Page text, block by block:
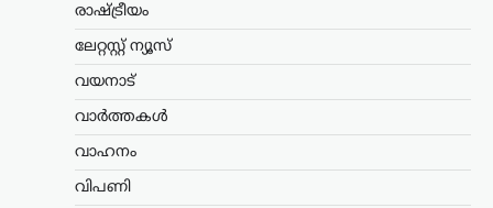
രാഷ്ട്രീയം
ലേറ്റസ്റ്റ് ന്യൂസ്
വയനാട്
വാർത്തകൾ
വാഹനം
വിപണി
അമിത് ഷാ മറുപടി
പറയാൻ തുടങ്ങിയാൽ
താങ്ങാനാകില്ല: കിരൺ
റിജിജു
ന്യൂസ് ഡെസ്ക്
ഓഗസ്റ്റ്‌ 7, 2026